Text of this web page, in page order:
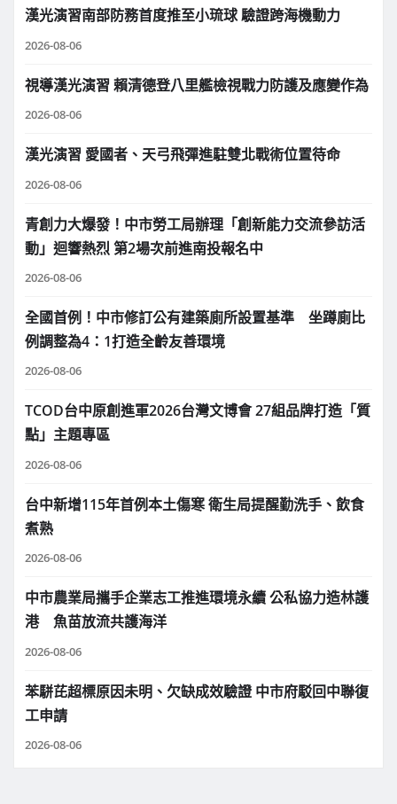
漢光演習南部防務首度推至小琉球 驗證跨海機動力
2026-08-06
視導漢光演習 賴清德登八里艦檢視戰力防護及應變作為
2026-08-06
漢光演習 愛國者、天弓飛彈進駐雙北戰術位置待命
2026-08-06
青創力大爆發！中市勞工局辦理「創新能力交流參訪活
動」迴響熱烈 第2場次前進南投報名中
2026-08-06
全國首例！中市修訂公有建築廁所設置基準 坐蹲廁比
例調整為4：1打造全齡友善環境
2026-08-06
TCOD台中原創進軍2026台灣文博會 27組品牌打造「質
點」主題專區
2026-08-06
台中新增115年首例本土傷寒 衛生局提醒勤洗手、飲食
煮熟
2026-08-06
中市農業局攜手企業志工推進環境永續 公私協力造林護
港 魚苗放流共護海洋
2026-08-06
苯駢芘超標原因未明、欠缺成效驗證 中市府駁回中聯復
工申請
2026-08-06